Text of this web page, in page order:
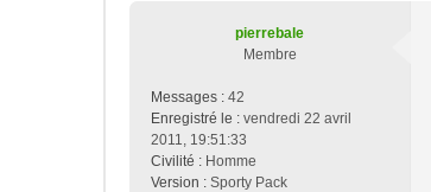
pierrebale
Membre
Messages : 42
Enregistré le : vendredi 22 avril
2011, 19:51:33
Civilité : Homme
Version : Sporty Pack